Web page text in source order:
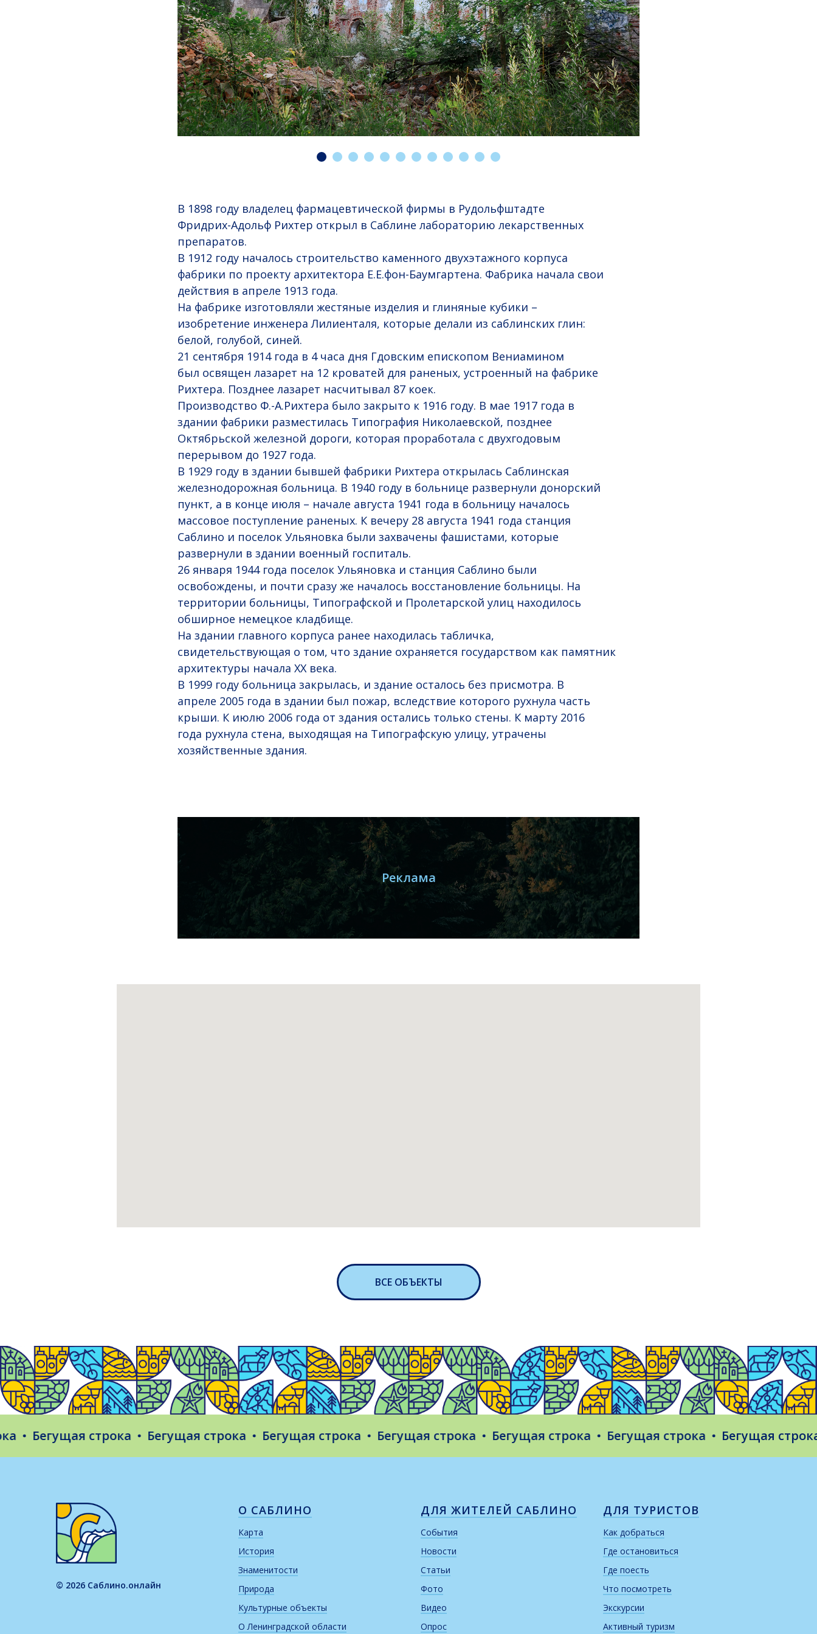
В 1898 году владелец фармацевтической фирмы в Рудольфштадте
Фридрих-Адольф Рихтер открыл в Саблине лабораторию лекарственных
препаратов.
В 1912 году началось строительство каменного двухэтажного корпуса
фабрики по проекту архитектора Е.Е.фон-Баумгартена. Фабрика начала свои
действия в апреле 1913 года.
На фабрике изготовляли жестяные изделия и глиняные кубики –
изобретение инженера Лилиенталя, которые делали из саблинских глин:
белой, голубой, синей.
21 сентября 1914 года в 4 часа дня Гдовским епископом Вениамином
был освящен лазарет на 12 кроватей для раненых, устроенный на фабрике
Рихтера. Позднее лазарет насчитывал 87 коек.
Производство Ф.-А.Рихтера было закрыто к 1916 году. В мае 1917 года в
здании фабрики разместилась Типография Николаевской, позднее
Октябрьской железной дороги, которая проработала с двухгодовым
перерывом до 1927 года.
В 1929 году в здании бывшей фабрики Рихтера открылась Саблинская
железнодорожная больница. В 1940 году в больнице развернули донорский
пункт, а в конце июля – начале августа 1941 года в больницу началось
массовое поступление раненых. К вечеру 28 августа 1941 года станция
Саблино и поселок Ульяновка были захвачены фашистами, которые
развернули в здании военный госпиталь.
26 января 1944 года поселок Ульяновка и станция Саблино были
освобождены, и почти сразу же началось восстановление больницы. На
территории больницы, Типографской и Пролетарской улиц находилось
обширное немецкое кладбище.
На здании главного корпуса ранее находилась табличка,
свидетельствующая о том, что здание охраняется государством как памятник
архитектуры начала ХХ века.
В 1999 году больница закрылась, и здание осталось без присмотра. В
апреле 2005 года в здании был пожар, вследствие которого рухнула часть
крыши. К июлю 2006 года от здания остались только стены. К марту 2016
года рухнула стена, выходящая на Типографскую улицу, утрачены
хозяйственные здания.
Реклама
ВСЕ ОБЪЕКТЫ
Бегущая строка Бегущая строка Бегущая строка Бегущая строка Бегущая строка Бегущая строка Бегущая строка
© 2026 Саблино.онлайн
О САБЛИНО
Карта
История
Знаменитости
Природа
Культурные объекты
О Ленинградской области
ДЛЯ ЖИТЕЛЕЙ САБЛИНО
События
Новости
Статьи
Фото
Видео
Опрос
ДЛЯ ТУРИСТОВ
Как добраться
Где остановиться
Где поесть
Что посмотреть
Экскурсии
Активный туризм